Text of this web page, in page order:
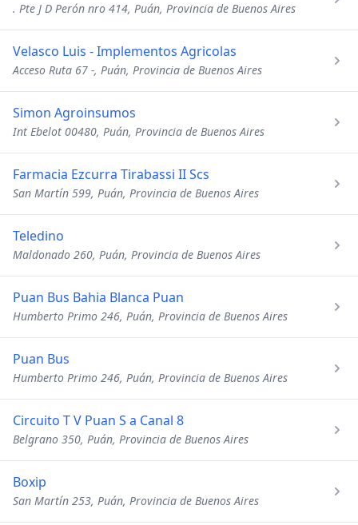
. Pte J D Perón nro 414, Puán, Provincia de Buenos Aires
Velasco Luis - Implementos Agricolas
Acceso Ruta 67 -, Puán, Provincia de Buenos Aires
Simon Agroinsumos
Int Ebelot 00480, Puán, Provincia de Buenos Aires
Farmacia Ezcurra Tirabassi II Scs
San Martín 599, Puán, Provincia de Buenos Aires
Teledino
Maldonado 260, Puán, Provincia de Buenos Aires
Puan Bus Bahia Blanca Puan
Humberto Primo 246, Puán, Provincia de Buenos Aires
Puan Bus
Humberto Primo 246, Puán, Provincia de Buenos Aires
Circuito T V Puan S a Canal 8
Belgrano 350, Puán, Provincia de Buenos Aires
Boxip
San Martín 253, Puán, Provincia de Buenos Aires